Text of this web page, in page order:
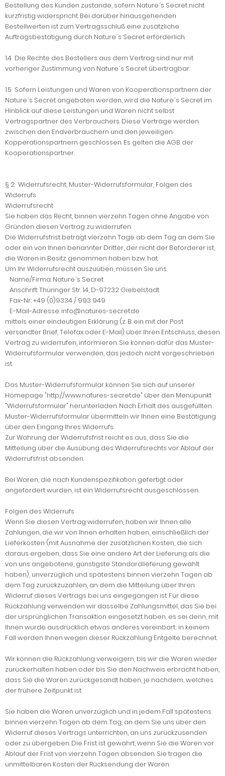
Bestellung des Kunden zustande, sofern Nature´s Secret nicht
kurzfristig widerspricht. Bei darüber hinausgehenden
Bestellwerten ist zum Vertragsschluß eine zusätzliche
Auftragsbestätigung durch Nature´s Secret erforderlich.
1.4 Die Rechte des Bestellers aus dem Vertrag sind nur mit
vorheriger Zustimmung von Nature´s Secret übertragbar.
1.5 Sofern Leistungen und Waren von Kooperationspartnern der
Nature´s Secret angeboten werden, wird die Nature´s Secret im
Hinblick auf diese Leistungen und Waren nicht selbst
Vertragspartner des Verbrauchers. Diese Verträge werden
zwischen den Endverbrauchern und den jeweiligen
Kopperationspartnern geschlossen. Es gelten die AGB der
Kooperationspartner.
§ 2: Widerrufsrecht, Muster-Widerrufsformular, Folgen des
Widerrufs
Widerrufsrecht
Sie haben das Recht, binnen vierzehn Tagen ohne Angabe von
Gründen diesen Vertrag zu widerrufen.
Die Widerrufsfrist beträgt vierzehn Tage ab dem Tag an dem Sie
oder ein von Ihnen benannter Dritter, der nicht der Beförderer ist,
die Waren in Besitz genommen haben bzw. hat.
Um Ihr Widerrufsrecht auszuüben, müssen Sie uns
Name/Firma: Nature´s Secret
Anschrift: Thüringer Str. 14, D-97232 Giebelstadt
Fax-Nr.: +49 (0)9334 / 993 949
E-Mail-Adresse: info@natures-secret.de
mittels einer eindeutigen Erklärung (z. B. ein mit der Post
versandter Brief, Telefax oder E-Mail) über Ihren Entschluss, diesen
Vertrag zu widerrufen, informieren. Sie können dafür das Muster-
Widerrufsformular verwenden, das jedoch nicht vorgeschrieben
ist.
Das Muster-Widerrufsformular können Sie sich auf unserer
Homepage "http://www.natures-secret.de" über den Menüpunkt
"Widerrufsformular" herunterladen. Nach Erhalt des ausgefüllten
Muster-Widerrufsformular übermitteln wir Ihnen eine Bestätigung
über den Eingang Ihres Widerrufs.
Zur Wahrung der Widerrufsfrist reicht es aus, dass Sie die
Mitteilung über die Ausübung des Widerrufsrechts vor Ablauf der
Widerrufsfrist absenden.
Bei Waren, die nach Kundenspezifikation gefertigt oder
angefordert wurden, ist ein Widerrufsrecht ausgeschlossen.
Folgen des Widerrufs
Wenn Sie diesen Vertrag widerrufen, haben wir Ihnen alle
Zahlungen, die wir von Ihnen erhalten haben, einschließlich der
Lieferkosten (mit Ausnahme der zusätzlichen Kosten, die sich
daraus ergeben, dass Sie eine andere Art der Lieferung als die
von uns angebotene, günstigste Standardlieferung gewählt
haben), unverzüglich und spätestens binnen vierzehn Tagen ab
dem Tag zurückzuzahlen, an dem die Mitteilung über Ihren
Widerruf dieses Vertrags bei uns eingegangen ist. Für diese
Rückzahlung verwenden wir dasselbe Zahlungsmittel, das Sie bei
der ursprünglichen Transaktion eingesetzt haben, es sei denn, mit
Ihnen wurde ausdrücklich etwas anderes vereinbart; in keinem
Fall werden Ihnen wegen dieser Rückzahlung Entgelte berechnet.
Wir können die Rückzahlung verweigern, bis wir die Waren wieder
zurückerhalten haben oder bis Sie den Nachweis erbracht haben,
dass Sie die Waren zurückgesandt haben, je nachdem, welches
der frühere Zeitpunkt ist.
Sie haben die Waren unverzüglich und in jedem Fall spätestens
binnen vierzehn Tagen ab dem Tag, an dem Sie uns über den
Widerruf dieses Vertrags unterrichten, an uns zurückzusenden
oder zu übergeben. Die Frist ist gewahrt, wenn Sie die Waren vor
Ablauf der Frist von vierzehn Tagen absenden. Sie tragen die
unmittelbaren Kosten der Rücksendung der Waren.